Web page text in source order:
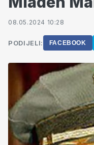
08.05.2024 10:28
PODIJELI: FACEBOOK